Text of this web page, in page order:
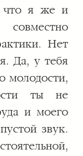
что я же и
Нет
Да, у тебя
молодости,
ты не
и моего
звук.